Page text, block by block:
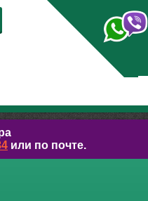
или по почте.